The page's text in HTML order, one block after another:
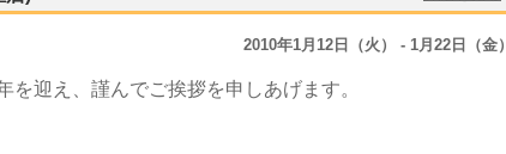
2010年1月12日（火） - 1月22日（金）
を迎え、謹んでご挨拶を申しあげます。